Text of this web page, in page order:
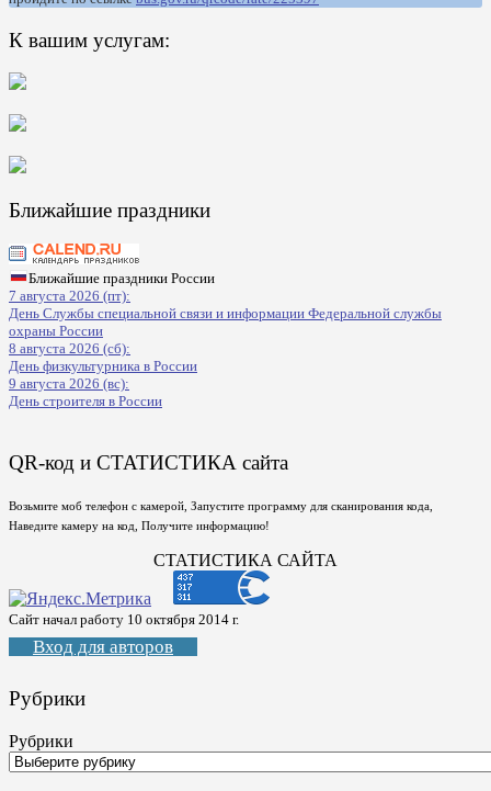
К вашим услугам:
Ближайшие праздники
Ближайшие праздники России
7 августа 2026 (пт):
День Службы специальной связи и информации Федеральной службы
охраны России
8 августа 2026 (сб):
День физкультурника в России
9 августа 2026 (вс):
День строителя в России
QR-код и СТАТИСТИКА сайта
Возьмите моб телефон с камерой, Запустите программу для сканирования кода,
Наведите камеру на код, Получите информацию!
СТАТИСТИКА САЙТА
Сайт начал работу 10 октября 2014 г.
Вход для авторов
Рубрики
Рубрики